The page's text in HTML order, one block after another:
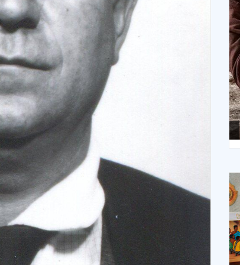
XIV Domingo ordinario. Año A